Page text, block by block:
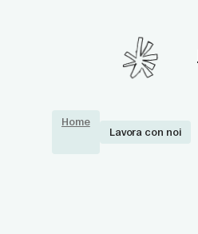
Home
Lavora con noi